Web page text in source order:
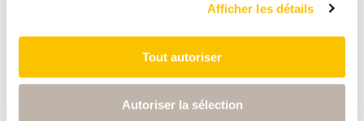
Afficher les détails
Tout autoriser
Autoriser la sélection
Wyssemadhubel
2:17